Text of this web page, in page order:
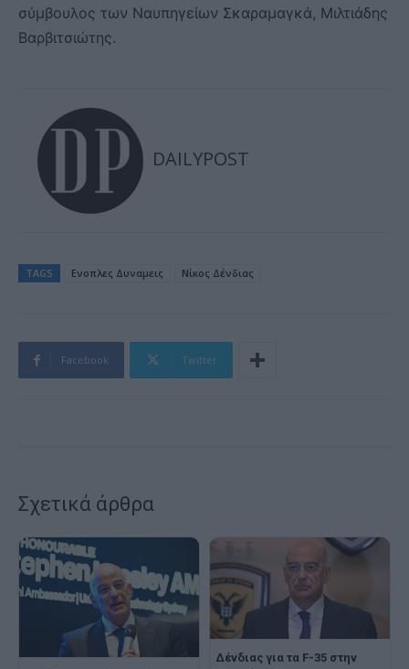
σύμβουλος των Ναυπηγείων Σκαραμαγκά, Μιλτιάδης
Βαρβιτσιώτης.
DAILYPOST
TAGS Ενοπλες Δυναμεις Νίκος Δένδιας
Facebook Twitter
Σχετικά άρθρα
Δένδιας για τα F-35 στην